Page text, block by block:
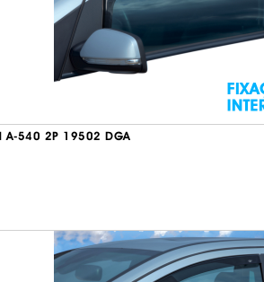
A-540 2P 19502 DGA